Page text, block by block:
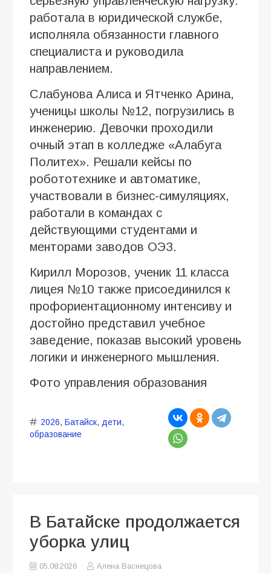
работала в юридической службе,
исполняла обязанности главного
специалиста и руководила
направлением.
Слабунова Алиса и Ятченко Арина,
ученицы школы №12, погрузились в
инженерию. Девочки проходили
очный этап в колледже «Алабуга
Политех». Решали кейсы по
робототехнике и автоматике,
участвовали в бизнес-симуляциях,
работали в командах с
действующими студентами и
менторами заводов ОЭЗ.
Кирилл Морозов, ученик 11 класса
лицея №10 также присоединился к
профориентационному интенсиву и
достойно представил учебное
заведение, показав высокий уровень
логики и инженерного мышления.
Фото управления образования
2026, Батайск, дети,
образование
В Батайске продолжается
уборка улиц
05.08.2026
Алена Васнецова